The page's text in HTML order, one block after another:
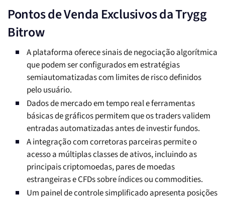
Pontos de Venda Exclusivos da Trygg
Bitrow
A plataforma oferece sinais de negociação algorítmica
que podem ser configurados em estratégias
semiautomatizadas com limites de risco definidos
pelo usuário.
Dados de mercado em tempo real e ferramentas
básicas de gráficos permitem que os traders validem
entradas automatizadas antes de investir fundos.
A integração com corretoras parceiras permite o
acesso a múltiplas classes de ativos, incluindo as
principais criptomoedas, pares de moedas
estrangeiras e CFDs sobre índices ou commodities.
Um painel de controle simplificado apresenta posições